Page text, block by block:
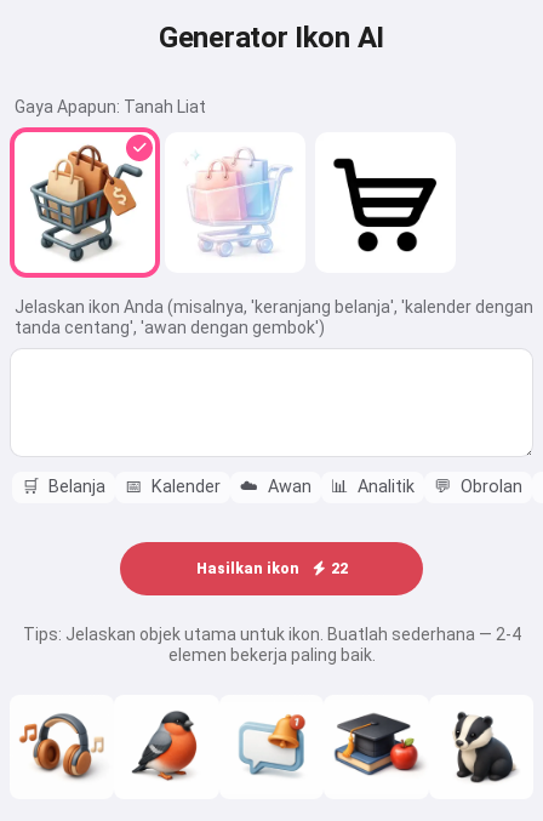
Generator Ikon AI
Gaya Apapun: Tanah Liat
Jelaskan ikon Anda (misalnya, 'keranjang belanja', 'kalender dengan
tanda centang', 'awan dengan gembok')
🛒 Belanja 📅 Kalender ☁️ Awan 📊 Analitik 💬 Obrolan
Hasilkan ikon 22
Tips: Jelaskan objek utama untuk ikon. Buatlah sederhana — 2-4
elemen bekerja paling baik.